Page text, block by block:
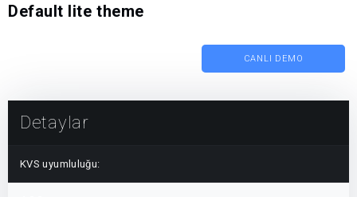
Default lite theme
CANLI DEMO
Detaylar
KVS uyumluluğu: